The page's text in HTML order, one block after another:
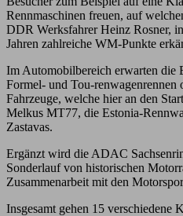
Rennmaschinen freuen, auf
DDR Werksfahrer Heinz Rosner,
Jahren zahlreiche WM-Punkte
Im Automobilbereich erwarten die
Formel- und Tou-renwagenrennen
Fahrzeuge, welche hier an den
Melkus MT77, die Estonia-
Zastavas.
Ergänzt wird die ADAC
Sonderlauf von historischen
Zusammenarbeit mit den
Insgesamt gehen 15 verschiedene